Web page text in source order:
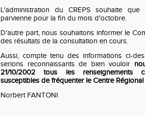
L'administration du CREPS souhaite
parvienne pour la fin du mois d'octobre.
D'autre part, nous souhaitons informer le
des résultats de la consultation en cours.
Aussi, compte tenu des informations ci-
serions reconnaissants de bien vouloir
21/10/2002 tous les renseignements
susceptibles de fréquenter le Centre
Norbert FANTONI